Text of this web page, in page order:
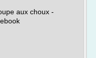
aux choux -